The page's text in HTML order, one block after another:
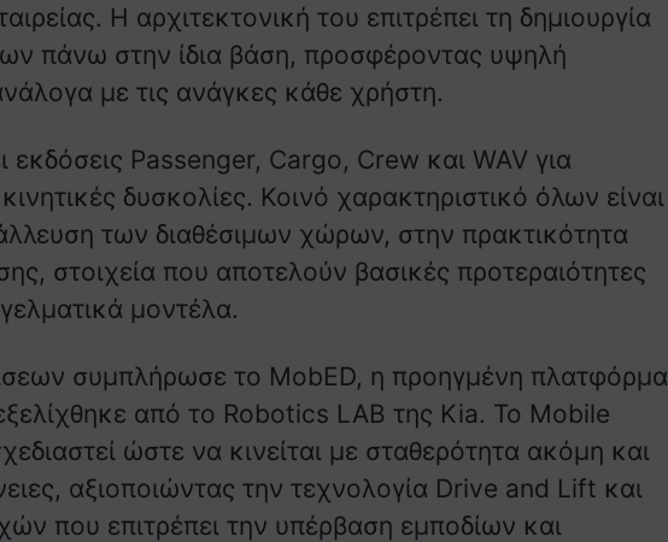
Η αρχιτεκτονική του επιτρέπει τη δημιουργία
πάνω στην ίδια βάση, προσφέροντας υψηλή
με τις ανάγκες κάθε χρήστη.
εκδόσεις Passenger, Cargo, Crew και WAV για
δυσκολίες. Κοινό χαρακτηριστικό όλων είναι
των διαθέσιμων χώρων, στην πρακτικότητα
στοιχεία που αποτελούν βασικές προτεραιότητες
μοντέλα.
συμπλήρωσε το MobED, η προηγμένη πλατφόρμα
από το Robotics LAB της Kia. Το Mobile
ώστε να κινείται με σταθερότητα ακόμη και
αξιοποιώντας την τεχνολογία Drive and Lift και
που επιτρέπει την υπέρβαση εμποδίων και